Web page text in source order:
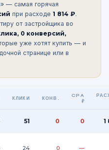
— самая горячая
при расходе 1 814 ₽.
от застройщика во
0 конверсий,
уже хотят купить — и
странице или в
КЛИКИ КОНВ.
CPA
₽
51 0 0 1
24 0 —